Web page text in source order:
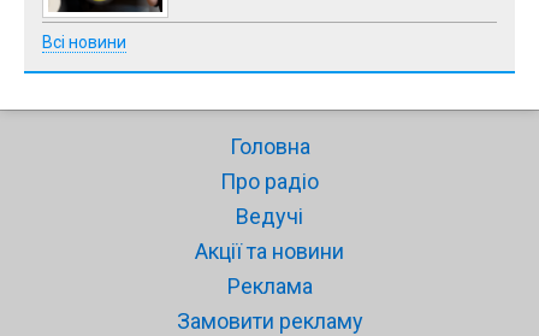
Всі новини
Головна
Про радіо
Ведучі
Акції та новини
Реклама
Замовити рекламу